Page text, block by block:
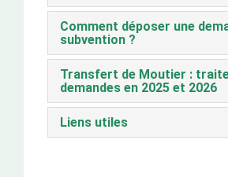
Comment déposer une
subvention ?
Transfert de Moutier :
demandes en 2025 et 2026
Liens utiles